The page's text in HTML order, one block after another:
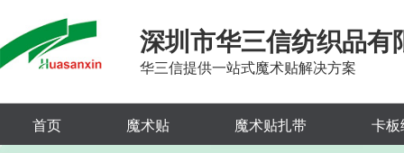
深圳市华三信纺织品有
华三信提供一站式魔术贴解决方案
首页 魔术贴 魔术贴扎带 卡板